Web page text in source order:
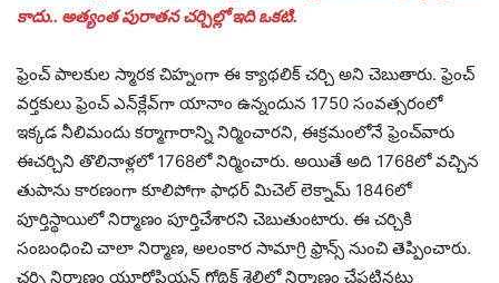
కాదు.. అత్యంత పురాతన చర్చిల్లో ఇది ఒకటి.
ఫ్రెంచ్‌ పాలకుల స్మారక చిహ్నంగా ఈ క్యాథలిక్‌ చర్చి అని చెబుతారు. ఫ్రెంచ్‌
వర్తకులు ఫ్రెంచ్‌ ఎన్‌క్లేవ్‌గా యానాం ఉన్నందున 1750 సంవత్సరంలో
ఇక్కడ నీలిమందు కర్మాగారాన్ని నిర్మించారని, ఈక్రమంలోనే ఫ్రెంచ్‌వారు
ఈచర్చిని తొలినాళ్లలో 1768లో నిర్మించారు. అయితే అది 1768లో వచ్చిన
తుపాను కారణంగా కూలిపోగా ఫాధర్‌ మిచెల్‌ లెక్నామ్‌ 1846లో
పూర్తిస్థాయిలో నిర్మాణం పూర్తిచేశారని చెబుతుంటారు. ఈ చర్చికి
సంబంధించి చాలా నిర్మాణ, అలంకార సామాగ్రి ఫ్రాన్స్‌ నుంచి తెప్పించారు.
చర్చి నిర్మాణం యూరోపియన్‌ గోథిక్‌ శైలిలో నిర్మాణం చేపట్టినట్లు